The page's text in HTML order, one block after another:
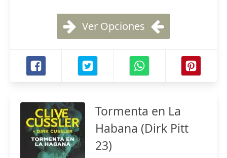
Ver Opciones
Tormenta en La
Habana (Dirk Pitt
23)